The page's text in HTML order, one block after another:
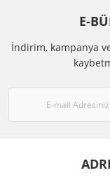
E-
İndirim, kampanya